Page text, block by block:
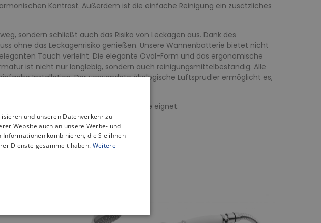
Kontrast. Außerdem ist die einfache Reinigung ein zusätzliches
sondern schließt auch das Risiko von Leckagen aus. Dank des
ohne das Leckagenrisiko genießen. Unsere Wannenbatterie bietet nicht
Touch verleiht. Die elegante Oval-Form und das ergonomische
ist nicht nur langlebig, sondern auch reinigungsmittelbeständig. Alle
Installation. Der verwendete ökologische Luftsprudler ermöglicht es,
er sich ideal für jede Badewanne eignet.
und unseren Datenverkehr zu
Website auch an unsere Werbe- und
kombinieren, die Sie ihnen
Dienste gesammelt haben. Weitere